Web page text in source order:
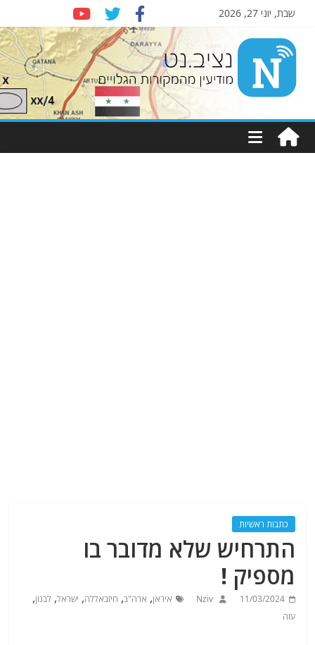
שבת, יוני 27, 2026
Nziv.net
מודיעין
מהמקורות
כתבות ראשיות
התרחיש שלא מדובר בו
מספיק !
11/03/2024
Nziv איראן, ארה"ב, חיזבאללה, ישראל, לבנון,
עזה